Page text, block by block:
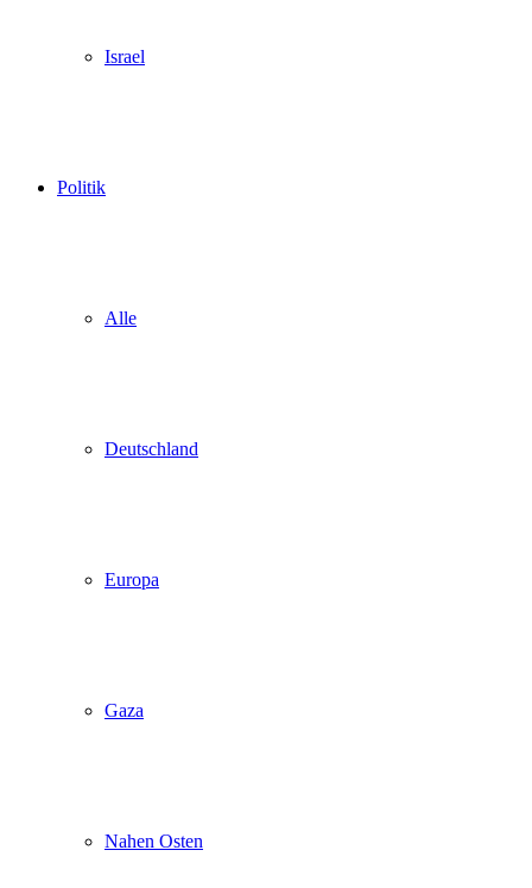
Israel
Politik
Alle
Deutschland
Europa
Gaza
Nahen Osten